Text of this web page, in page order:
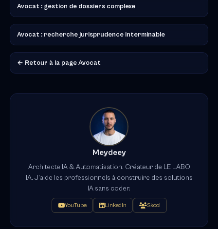
Avocat : gestion de dossiers complexe
Avocat : recherche jurisprudence interminable
← Retour à la page Avocat
Meydeey
Architecte IA & Automatisation. Créateur de LE LABO
IA. J'aide les professionnels à construire des solutions
IA sans coder.
YouTube LinkedIn Skool